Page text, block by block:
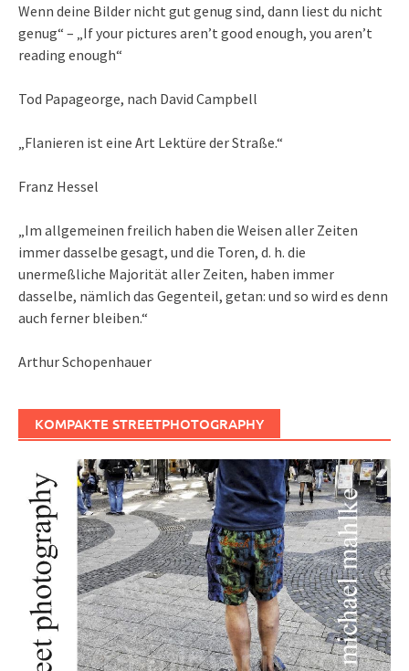
Wenn deine Bilder nicht gut genug sind, dann liest du nicht
genug“ – „If your pictures aren’t good enough, you aren’t
reading enough“
Tod Papageorge, nach David Campbell
„Flanieren ist eine Art Lektüre der Straße.“
Franz Hessel
„Im allgemeinen freilich haben die Weisen aller Zeiten
immer dasselbe gesagt, und die Toren, d. h. die
unermeßliche Majorität aller Zeiten, haben immer
dasselbe, nämlich das Gegenteil, getan: und so wird es denn
auch ferner bleiben.“
Arthur Schopenhauer
KOMPAKTE STREETPHOTOGRAPHY